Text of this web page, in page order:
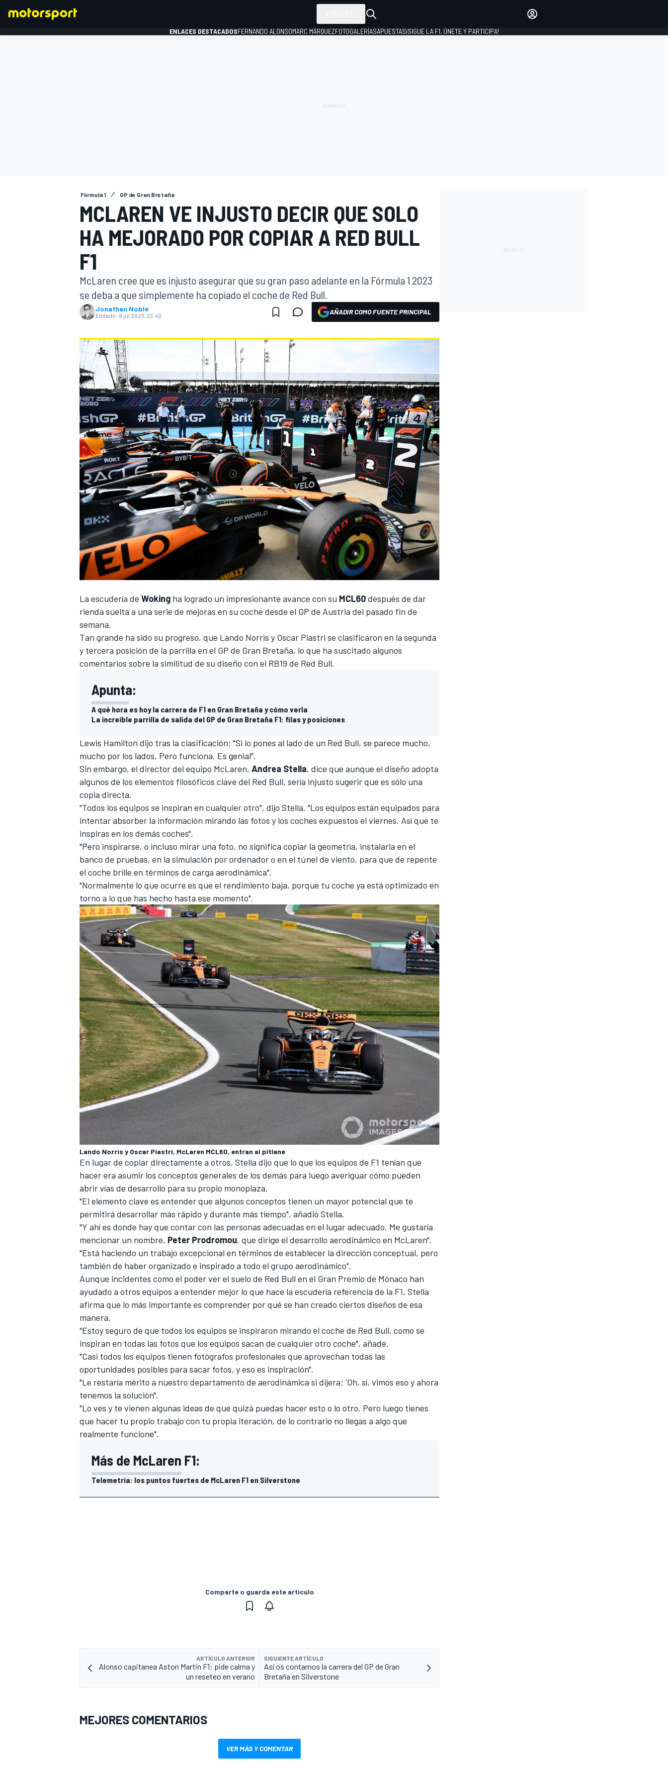
WEC FÓRMULA E
MÁS CATEGORÍAS
ENLACES DESTACADOSFERNANDO ALONSOMARC MÁRQUEZFOTOGALERÍASAPUESTAS¡SIGUE LA F1, ÚNETE Y PARTICIPA!
Fórmula 1 GP de Gran Bretaña
MCLAREN VE INJUSTO DECIR QUE SOLO
HA MEJORADO POR COPIAR A RED BULL
F1
McLaren cree que es injusto asegurar que su gran paso adelante en la Fórmula 1 2023
se deba a que simplemente ha copiado el coche de Red Bull.
Jonathan Noble
Editado: 9 jul 2023, 23:40 AÑADIR COMO FUENTE PRINCIPAL
La escudería de Woking ha logrado un impresionante avance con su MCL60después de dar
rienda suelta a una serie de mejoras en su coche desde el GP de Austria del pasado fin de
semana.
Tan grande ha sido su progreso, que Lando Norris y Oscar Piastri se clasificaron en la segunda
y tercera posición de la parrilla en el GP de Gran Bretaña, lo que ha suscitado algunos
comentarios sobre la similitud de su diseño con el RB19 de Red Bull.
Apunta:
A qué hora es hoy la carrera de F1 en Gran Bretaña y cómo verla
La increíble parrilla de salida del GP de Gran Bretaña F1: filas y posiciones
Lewis Hamilton dijo tras la clasificación: "Si lo pones al lado de un Red Bull, se parece mucho,
mucho por los lados. Pero funciona. Es genial".
Sin embargo, el director del equipo McLaren, Andrea Stella, dice que aunque el diseño adopta
algunos de los elementos filosóficos clave del Red Bull, sería injusto sugerir que es sólo una
copia directa.
"Todos los equipos se inspiran en cualquier otro", dijo Stella. "Los equipos están equipados para
intentar absorber la información mirando las fotos y los coches expuestos el viernes. Así que te
inspiras en los demás coches".
"Pero inspirarse, o incluso mirar una foto, no significa copiar la geometría, instalarla en el
banco de pruebas, en la simulación por ordenador o en el túnel de viento, para que de repente
el coche brille en términos de carga aerodinámica".
"Normalmente lo que ocurre es que el rendimiento baja, porque tu coche ya está optimizado en
torno a lo que has hecho hasta ese momento".
Lando Norris y Oscar Piastri, McLaren MCL60, entran al pitlane
En lugar de copiar directamente a otros, Stella dijo que lo que los equipos de F1 tenían que
hacer era asumir los conceptos generales de los demás para luego averiguar cómo pueden
abrir vías de desarrollo para su propio monoplaza.
"El elemento clave es entender que algunos conceptos tienen un mayor potencial que te
permitirá desarrollar más rápido y durante más tiempo", añadió Stella.
"Y ahí es donde hay que contar con las personas adecuadas en el lugar adecuado. Me gustaría
mencionar un nombre, Peter Prodromou, que dirige el desarrollo aerodinámico en McLaren".
"Está haciendo un trabajo excepcional en términos de establecer la dirección conceptual, pero
también de haber organizado e inspirado a todo el grupo aerodinámico".
Aunque incidentes como el poder ver el suelo de Red Bull en el Gran Premio de Mónaco han
ayudado a otros equipos a entender mejor lo que hace la escudería referencia de la F1, Stella
afirma que lo más importante es comprender por qué se han creado ciertos diseños de esa
manera.
"Estoy seguro de que todos los equipos se inspiraron mirando el coche de Red Bull, como se
inspiran en todas las fotos que los equipos sacan de cualquier otro coche", añade.
"Casi todos los equipos tienen fotógrafos profesionales que aprovechan todas las
oportunidades posibles para sacar fotos, y eso es inspiración".
"Le restaría mérito a nuestro departamento de aerodinámica si dijera: 'Oh, sí, vimos eso y ahora
tenemos la solución".
"Lo ves y te vienen algunas ideas de que quizá puedas hacer esto o lo otro. Pero luego tienes
que hacer tu propio trabajo con tu propia iteración, de lo contrario no llegas a algo que
realmente funcione".
Más de McLaren F1:
Telemetría: los puntos fuertes de McLaren F1 en Silverstone
Comparte o guarda este artículo
ARTÍCULO ANTERIOR
Alonso capitanea Aston Martin F1: pide calma y
un reseteo en verano
SIGUIENTE ARTÍCULO
Así os contamos la carrera del GP de Gran
Bretaña en Silverstone
MEJORES COMENTARIOS
VER MÁS Y COMENTAR